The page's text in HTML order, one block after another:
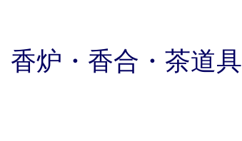
香炉・香合・茶道具